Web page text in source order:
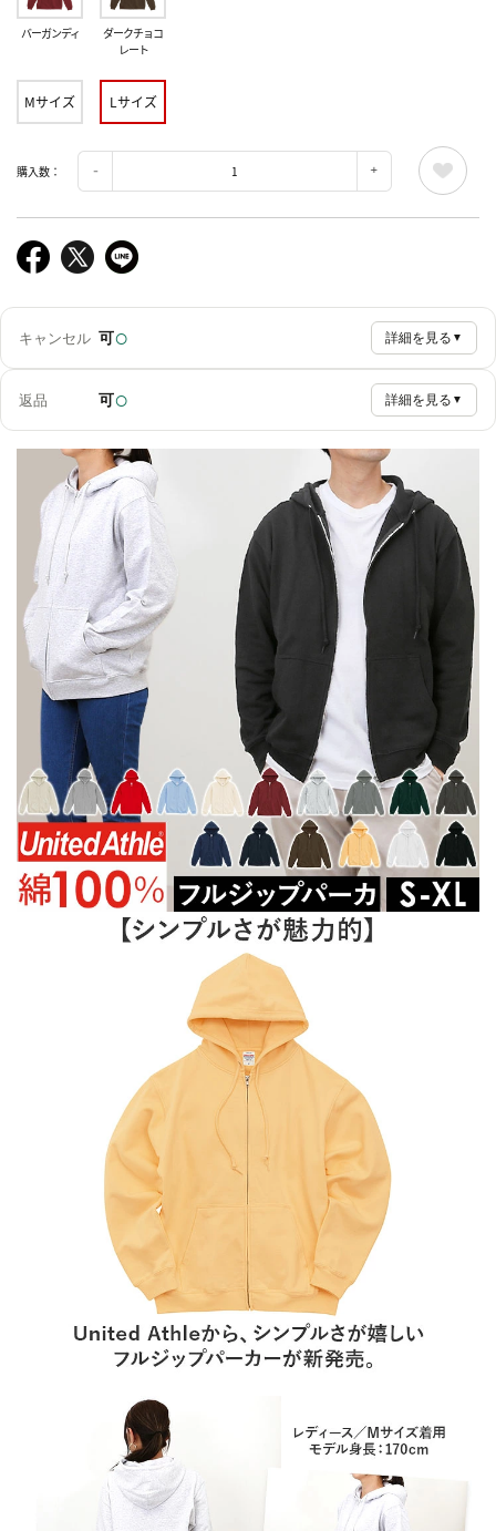
バーガンディ
ダークチョコ
レート
Mサイズ Lサイズ
購入数：
キャンセル 可○ 詳細を見る ▼
返品 可○ 詳細を見る ▼